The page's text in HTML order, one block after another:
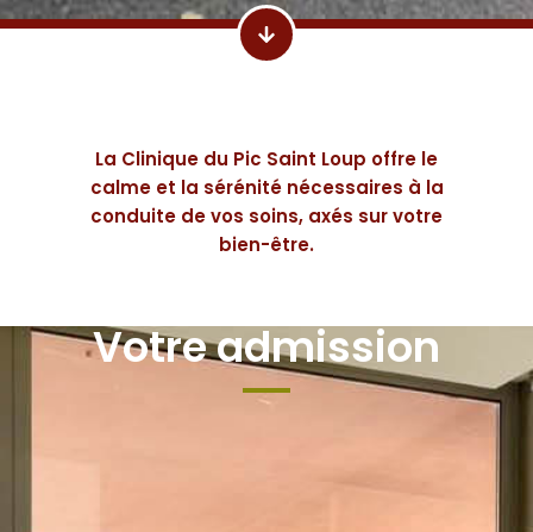
La Clinique du Pic Saint Loup offre le
calme et la sérénité nécessaires à la
conduite de vos soins, axés sur votre
bien-être.
Votre admission